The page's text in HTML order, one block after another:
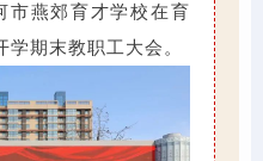
市燕郊育才学校在育
期末教职工大会。